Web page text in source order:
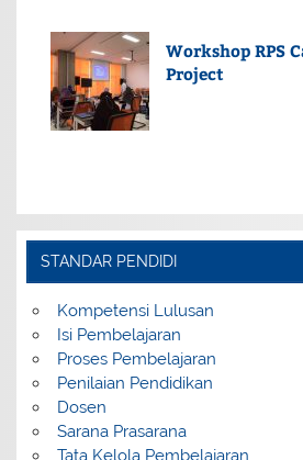
Workshop RPS
Project
STANDAR PENDIDI
Kompetensi Lulusan
Isi Pembelajaran
Proses Pembelajaran
Penilaian Pendidikan
Dosen
Sarana Prasarana
Tata Kelola Pembelajaran